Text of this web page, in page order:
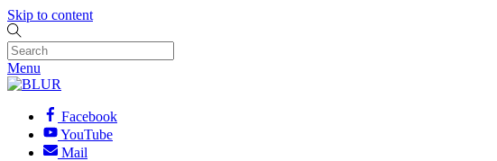
Skip to content
Menu
Facebook
YouTube
Mail